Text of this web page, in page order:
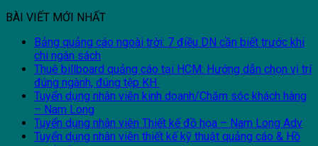
BÀI VIẾT MỚI NHẤT
Bảng quảng cáo ngoài trời: 7 điều DN cần biết trước khi
chi ngân sách
Thuê billboard quảng cáo tại HCM: Hướng dẫn chọn vị trí
đúng ngành, đúng tệp KH
Tuyển dụng nhân viên kinh doanh/Chăm sóc khách hàng
– Nam Long
Tuyển dụng nhân viên Thiết kế đồ họa – Nam Long Adv
Tuyển dụng nhân viên thiết kế kỹ thuật quảng cáo & Hồ